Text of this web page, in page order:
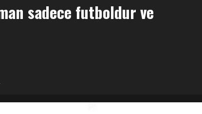
sadece futboldur ve